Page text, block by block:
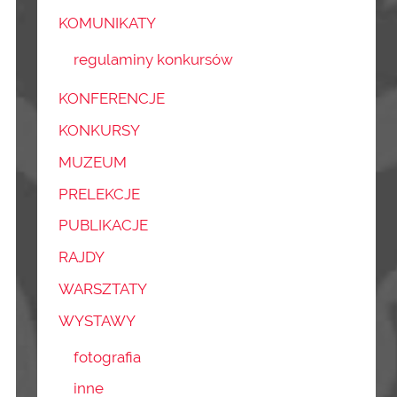
KOMUNIKATY
regulaminy konkursów
KONFERENCJE
KONKURSY
MUZEUM
PRELEKCJE
PUBLIKACJE
RAJDY
WARSZTATY
WYSTAWY
fotografia
inne